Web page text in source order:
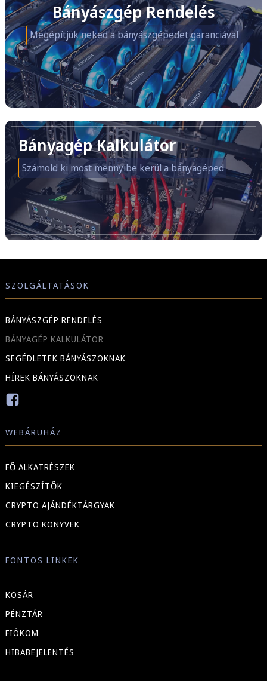
Bányászgép Rendelés
Megépítjük neked a bányászgépedet garanciával
Bányagép Kalkulátor
Számold ki most mennyibe kerül a bányagéped
SZOLGÁLTATÁSOK
BÁNYÁSZGÉP RENDELÉS
BÁNYAGÉP KALKULÁTOR
SEGÉDLETEK BÁNYÁSZOKNAK
HÍREK BÁNYÁSZOKNAK
WEBÁRUHÁZ
FŐ ALKATRÉSZEK
KIEGÉSZÍTŐK
CRYPTO AJÁNDÉKTÁRGYAK
CRYPTO KÖNYVEK
FONTOS LINKEK
KOSÁR
PÉNZTÁR
FIÓKOM
HIBABEJELENTÉS